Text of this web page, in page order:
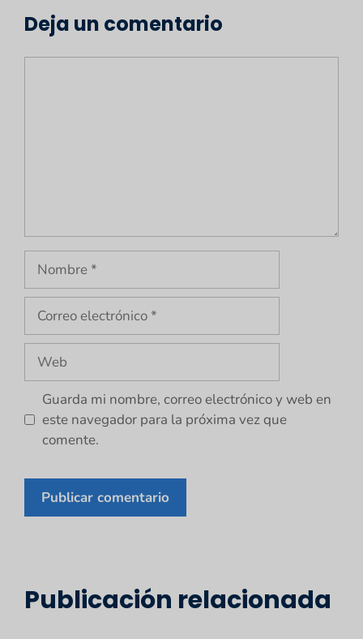
Deja un comentario
Nombre
Correo
electrónico
Web
Guarda mi nombre, correo electrónico y web en
este navegador para la próxima vez que
comente.
Publicación relacionada